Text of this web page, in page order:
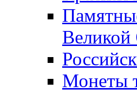
Великой
Монеты